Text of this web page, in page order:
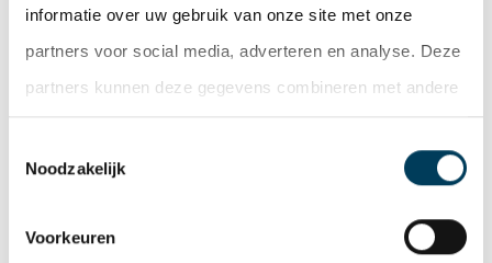
informatie over uw gebruik van onze site met onze
partners voor social media, adverteren en analyse. Deze
partners kunnen deze gegevens combineren met andere
informatie die u aan ze heeft verstrekt of die ze hebben
verzameld op basis van uw gebruik van hun services.
Noodzakelijk
Voorkeuren
SAM HOORMAN VERSTERKT VALUATION &
als stagiaire bij De Lobel & Partners. Sam